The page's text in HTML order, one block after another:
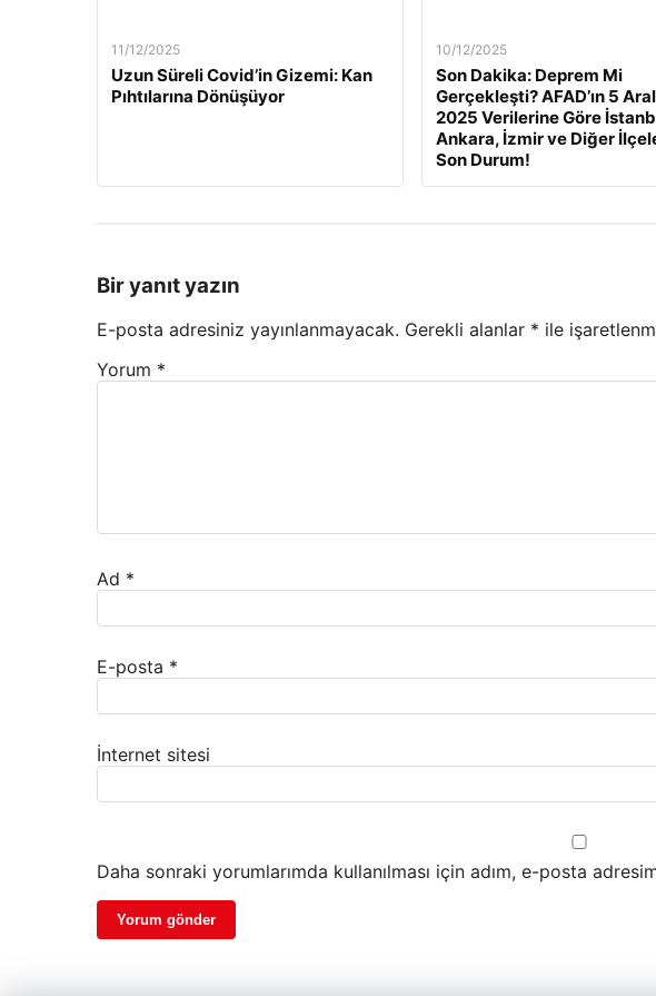
11/12/2025
Uzun Süreli Covid’in Gizemi: Kan
Pıhtılarına Dönüşüyor
10/12/2025
Son Dakika: Deprem Mi
Gerçekleşti? AFAD’ın 5
2025 Verilerine Göre
Ankara, İzmir ve Diğer
Son Durum!
Bir yanıt yazın
E-posta adresiniz yayınlanmayacak. Gerekli alanlar * ile
Yorum *
Ad *
E-posta *
İnternet sitesi
Daha sonraki yorumlarımda kullanılması için adım, e-posta